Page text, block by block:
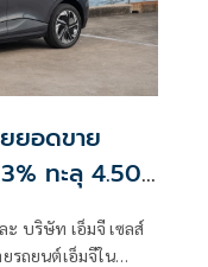
ยอดขาย
ทะลุ 4.507
ะ บริษัท เอ็มจี เซลส์
รถยนต์เอ็มจีใน